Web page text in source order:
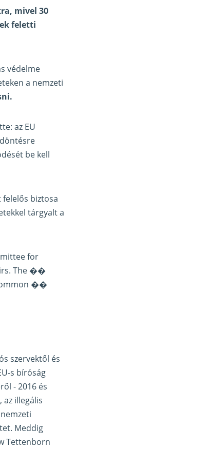
mivel 30
feletti
védelme
a nemzeti
az EU
be kell
biztosa
tárgyalt a
for
The ��
��
szervektől és
s bíróság
- 2016 és
illegális
Meddig
Tettenborn